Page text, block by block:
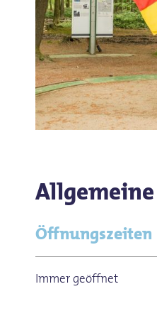
Öffnungszeiten
Immer geöffnet